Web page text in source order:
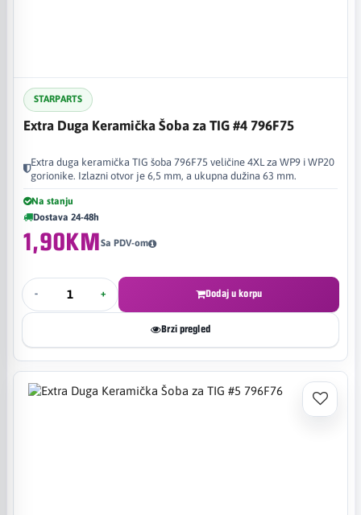
STARPARTS
Extra Duga Keramička Šoba za TIG #4 796F75
Extra duga keramička TIG šoba 796F75 veličine 4XL za WP9 i WP20
gorionike. Izlazni otvor je 6,5 mm, a ukupna dužina 63 mm.
Na stanju
Dostava 24-48h
1,90KMSa PDV-om
- + Dodaj u korpu
Brzi pregled